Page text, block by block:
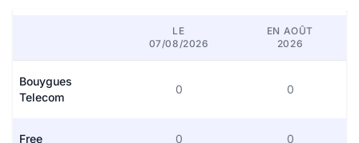
LE
07/08/2026
EN AOÛT
2026
Bouygues
Telecom
0 0
Free 0 0